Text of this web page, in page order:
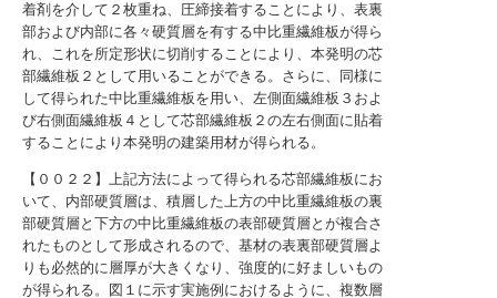
着剤を介して２枚重ね、圧締接着することにより、表裏
部および内部に各々硬質層を有する中比重繊維板が得ら
れ、これを所定形状に切削することにより、本発明の芯
部繊維板２として用いることができる。さらに、同様に
して得られた中比重繊維板を用い、左側面繊維板３およ
び右側面繊維板４として芯部繊維板２の左右側面に貼着
することにより本発明の建築用材が得られる。
【００２２】上記方法によって得られる芯部繊維板にお
いて、内部硬質層は、積層した上方の中比重繊維板の裏
部硬質層と下方の中比重繊維板の表部硬質層とが複合さ
れたものとして形成されるので、基材の表裏部硬質層よ
りも必然的に層厚が大きくなり、強度的に好ましいもの
が得られる。図１に示す実施例におけるように、複数層